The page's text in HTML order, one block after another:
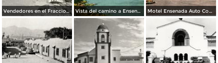
Vendedores en el Fraccionamiento Chapultepec, con Motel Coronado al fondo Vista del camino a Ensenada Motel Ensenada Auto Court